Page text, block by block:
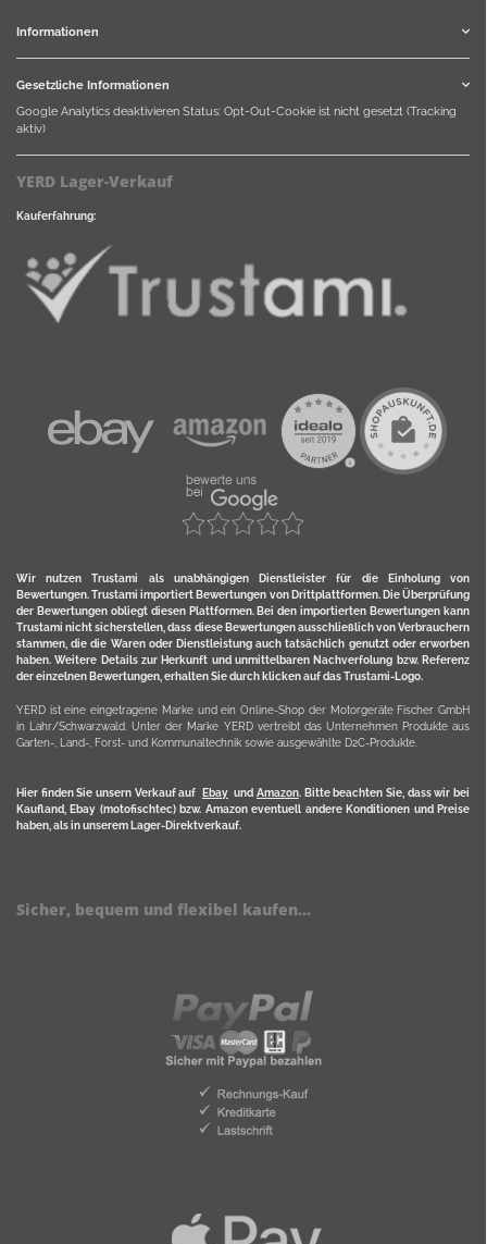
Informationen
Gesetzliche Informationen
Google Analytics deaktivieren Status: Opt-Out-Cookie ist nicht gesetzt (Tracking
aktiv)
YERD Lager-Verkauf
Kauferfahrung:
Wir nutzen Trustami als unabhängigen Dienstleister für die Einholung von
Bewertungen. Trustami importiert Bewertungen von Drittplattformen. Die Überprüfung
der Bewertungen obliegt diesen Plattformen. Bei den importierten Bewertungen kann
Trustami nicht sicherstellen, dass diese Bewertungen ausschließlich von Verbrauchern
stammen, die die Waren oder Dienstleistung auch tatsächlich genutzt oder erworben
haben. Weitere Details zur Herkunft und unmittelbaren Nachverfolung bzw. Referenz
der einzelnen Bewertungen, erhalten Sie durch klicken auf das Trustami-Logo.
YERD ist eine eingetragene Marke und ein Online-Shop der Motorgeräte Fischer GmbH
in Lahr/Schwarzwald. Unter der Marke YERD vertreibt das Unternehmen Produkte aus
Garten-, Land-, Forst- und Kommunaltechnik sowie ausgewählte D2C-Produkte.
Hier finden Sie unsern Verkauf auf Ebayund Amazon. Bitte beachten Sie, dass wir bei
Kaufland, Ebay (motofischtec) bzw. Amazon eventuell andere Konditionen und Preise
haben, als in unserem Lager-Direktverkauf.
Sicher, bequem und flexibel kaufen...